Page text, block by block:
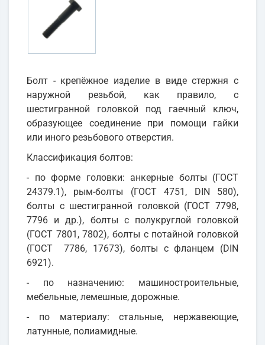
Болт - крепёжное изделие в виде стержня с
наружной резьбой, как правило, с
шестигранной головкой под гаечный ключ,
образующее соединение при помощи гайки
или иного резьбового отверстия.
Классификация болтов:
- по форме головки: анкерные болты (ГОСТ
24379.1), рым-болты (ГОСТ 4751, DIN 580),
болты с шестигранной головкой (ГОСТ 7798,
7796 и др.), болты с полукруглой головкой
(ГОСТ 7801, 7802), болты с потайной головкой
(ГОСТ 7786, 17673), болты с фланцем (DIN
6921).
- по назначению: машиностроительные,
мебельные, лемешные, дорожные.
- по материалу: стальные, нержавеющие,
латунные, полиамидные.